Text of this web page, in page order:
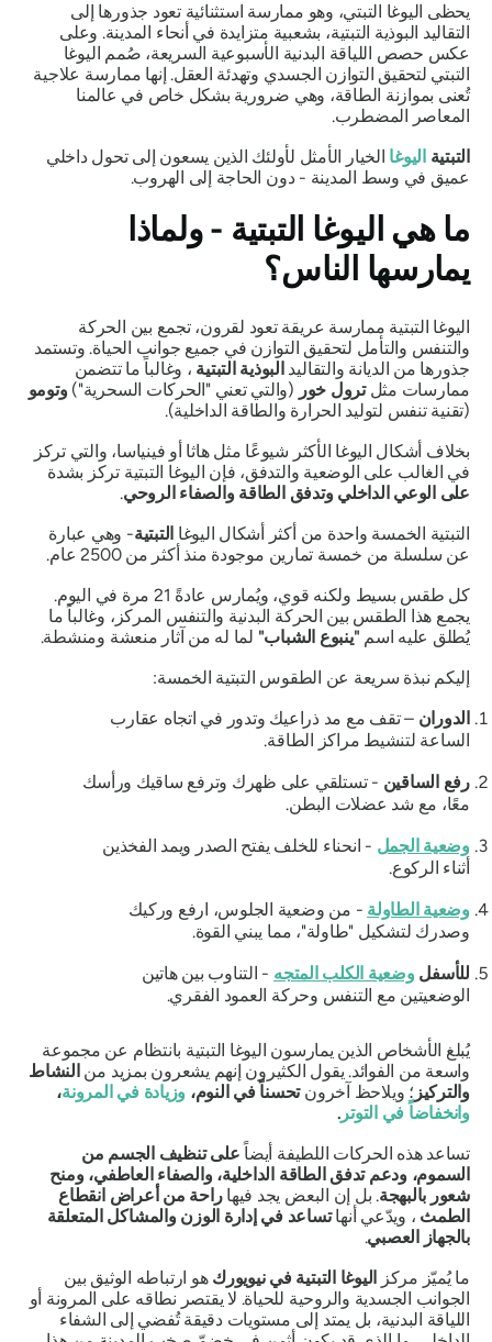
يحظى اليوغا التبتي، وهو ممارسة استثنائية تعود جذورها إلى
التقاليد البوذية التبتية، بشعبية متزايدة في أنحاء المدينة. وعلى
عكس حصص اللياقة البدنية الأسبوعية السريعة، صُمم اليوغا
التبتي لتحقيق التوازن الجسدي وتهدئة العقل. إنها ممارسة علاجية
تُعنى بموازنة الطاقة، وهي ضرورية بشكل خاص في عالمنا
المعاصر المضطرب.
التبتيةاليوغاالخيار الأمثل لأولئك الذين يسعون إلى تحول داخلي
عميق في وسط المدينة - دون الحاجة إلى الهروب.
ما هي اليوغا التبتية - ولماذا
يمارسها الناس؟
اليوغا التبتية ممارسة عريقة تعود لقرون، تجمع بين الحركة
والتنفس والتأمل لتحقيق التوازن في جميع جوانب الحياة. وتستمد
جذورها من الديانة والتقاليدالبوذية التبتية، وغالباً ما تتضمن
ممارسات مثل ترول خور(والتي تعني "الحركات السحرية")وتومو
(تقنية تنفس لتوليد الحرارة والطاقة الداخلية).
بخلاف أشكال اليوغا الأكثر شيوعًا مثل هاثا أو فينياسا، والتي تركز
في الغالب على الوضعية والتدفق، فإن اليوغا التبتية تركز بشدة
على الوعي الداخلي وتدفق الطاقة والصفاء الروحي.
التبتية الخمسة واحدة من أكثر أشكال اليوغاالتبتية- وهي عبارة
عن سلسلة من خمسة تمارين موجودة منذ أكثر من 2500 عام.
كل طقس بسيط ولكنه قوي، ويُمارس عادةً 21 مرة في اليوم.
يجمع هذا الطقس بين الحركة البدنية والتنفس المركز، وغالباً ما
يُطلق عليه اسم"ينبوع الشباب"لما له من آثار منعشة ومنشطة.
إليكم نبذة سريعة عن الطقوس التبتية الخمسة:
الدوران– تقف مع مد ذراعيك وتدور في اتجاه عقارب
الساعة لتنشيط مراكز الطاقة.
رفع الساقين- تستلقي على ظهرك وترفع ساقيك ورأسك
معًا، مع شد عضلات البطن.
وضعية الجمل- انحناء للخلف يفتح الصدر ويمد الفخذين
أثناء الركوع.
وضعية الطاولة- من وضعية الجلوس، ارفع وركيك
وصدرك لتشكيل "طاولة"، مما يبني القوة.
للأسفلوضعية الكلب المتجه- التناوب بين هاتين
الوضعيتين مع التنفس وحركة العمود الفقري.
يُبلغ الأشخاص الذين يمارسون اليوغا التبتية بانتظام عن مجموعة
واسعة من الفوائد. يقول الكثيرون إنهم يشعرون بمزيد منالنشاط
والتركيز؛ ويلاحظ آخرونتحسناً في النوم،وزيادة في المرونة،
وانخفاضاً في التوتر.
تساعد هذه الحركات اللطيفة أيضاًعلى تنظيف الجسم من
السموم، ودعم تدفق الطاقة الداخلية، والصفاء العاطفي، ومنح
شعور بالبهجة. بل إن البعض يجد فيهاراحة من أعراض انقطاع
الطمث، ويدّعي أنهاتساعد في إدارة الوزن والمشاكل المتعلقة
بالجهاز العصبي.
ما يُميّز مركزاليوغا التبتية في نيويوركهو ارتباطه الوثيق بين
الجوانب الجسدية والروحية للحياة. لا يقتصر نطاقه على المرونة أو
اللياقة البدنية، بل يمتد إلى مستويات دقيقة تُفضي إلى الشفاء